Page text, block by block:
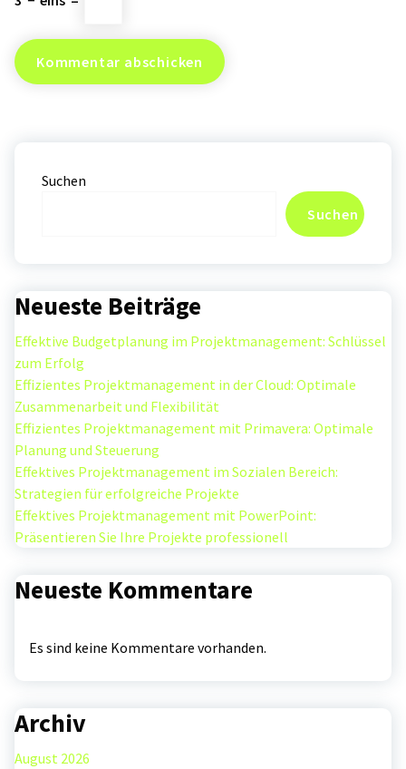
Suchen
Suchen
Neueste Beiträge
Effektive Budgetplanung im Projektmanagement: Schlüssel
zum Erfolg
Effizientes Projektmanagement in der Cloud: Optimale
Zusammenarbeit und Flexibilität
Effizientes Projektmanagement mit Primavera: Optimale
Planung und Steuerung
Effektives Projektmanagement im Sozialen Bereich:
Strategien für erfolgreiche Projekte
Effektives Projektmanagement mit PowerPoint:
Präsentieren Sie Ihre Projekte professionell
Neueste Kommentare
Es sind keine Kommentare vorhanden.
Archiv
August 2026